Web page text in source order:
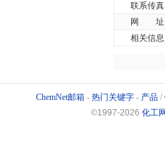
联系传真
网 址
相关信息
ChemNet邮箱 - 热门关键字 - 产品 /
©1997-2026 化工